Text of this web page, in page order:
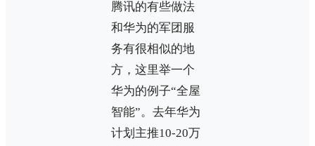
腾讯的有些做法
和华为的军团服
务有很相似的地
方，这里举一个
华为的例子“全屋
智能”。去年华为
计划主推10-20万